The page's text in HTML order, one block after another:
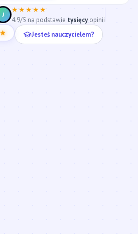
J
★★★★★
4.9/5 na podstawie tysięcyopinii
Jesteś nauczycielem?